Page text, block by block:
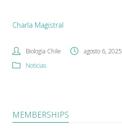
Charla Magistral
Biologia Chile agosto 6, 2025
Noticias
MEMBERSHIPS